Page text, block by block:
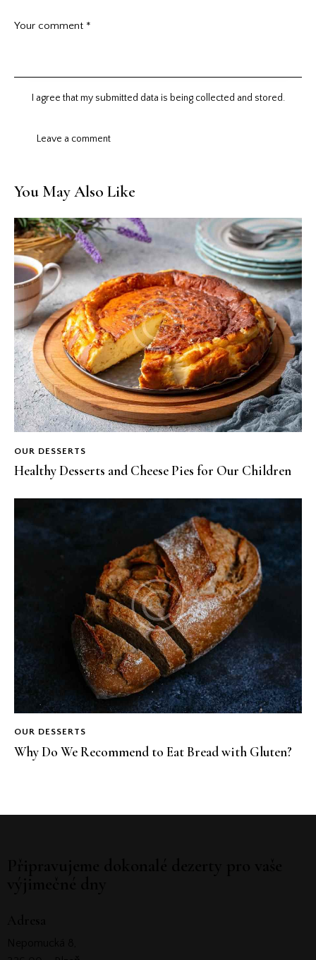
I agree that my submitted data is being collected and stored.
You May Also Like
OUR DESSERTS
Healthy Desserts and Cheese Pies for Our Children
OUR DESSERTS
Why Do We Recommend to Eat Bread with Gluten?